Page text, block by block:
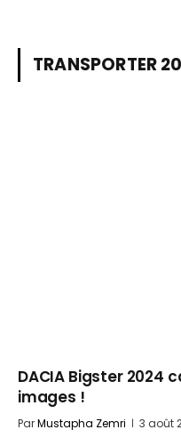
TRANSPORTER
DACIA Bigster 2024
images !
ParMustapha Zemri 3 août